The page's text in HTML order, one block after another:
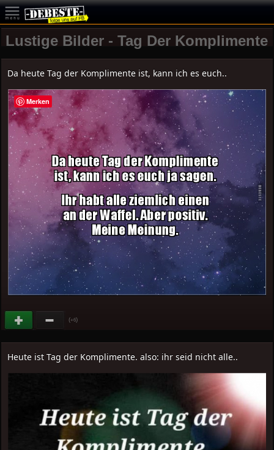
Lustige Bilder - Tag Der Komplimente
Da heute Tag der Komplimente ist, kann ich es euch..
(+6)
Heute ist Tag der Komplimente. also: ihr seid nicht alle..
Merken